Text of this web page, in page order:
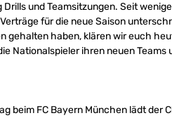
und Teamsitzungen. Seit
für die neue Saison
gehalten haben, klären wir euch
Nationalspieler ihren neuen
beim FC Bayern München lädt